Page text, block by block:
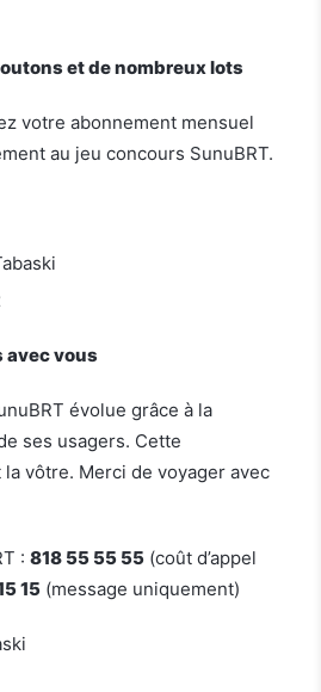
et de nombreux lots
votre abonnement mensuel
au jeu concours SunuBRT.
avec vous
évolue grâce à la
ses usagers. Cette
vôtre. Merci de voyager avec
:818 55 55 55 (coût d’appel
15 (message uniquement)